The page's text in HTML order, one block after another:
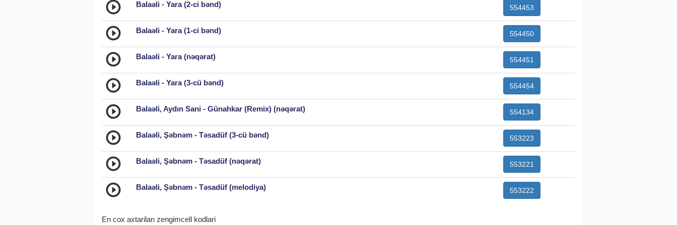
Balaəli - Yara (2-ci bənd) 554453
Balaəli - Yara (1-ci bənd) 554450
Balaəli - Yara (nəqərat) 554451
Balaəli - Yara (3-cü bənd) 554454
Balaəli, Aydın Sani - Günahkar (Remix) (nəqərat) 554134
Balaəli, Şəbnəm - Təsadüf (3-cü bənd) 553223
Balaəli, Şəbnəm - Təsadüf (nəqərat) 553221
Balaəli, Şəbnəm - Təsadüf (melodiya) 553222
En cox axtarilan zengimcell kodlari